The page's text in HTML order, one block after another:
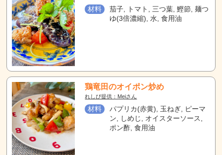
材料
茄子, トマト, 三つ葉, 鰹節, 麺つ
ゆ(3倍濃縮), 水, 食用油
鶏竜田のオイポン炒め
れしぴ提供：Meiさん
材料
パプリカ(赤黄), 玉ねぎ, ピーマ
ン, しめじ, オイスターソース,
ポン酢, 食用油